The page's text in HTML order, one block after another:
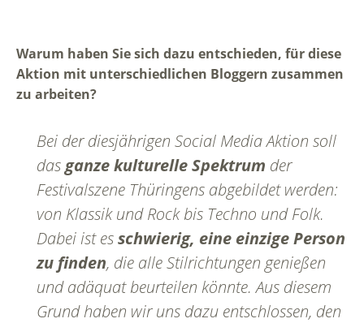
Warum haben Sie sich dazu entschieden, für diese
Aktion mit unterschiedlichen Bloggern zusammen
zu arbeiten?
Bei der diesjährigen Social Media Aktion soll
dasganze kulturelle Spektrum der
Festivalszene Thüringens abgebildet werden:
von Klassik und Rock bis Techno und Folk.
Dabei ist esschwierig, eine einzige Person
zu finden, die alle Stilrichtungen genießen
und adäquat beurteilen könnte. Aus diesem
Grund haben wir uns dazu entschlossen, den